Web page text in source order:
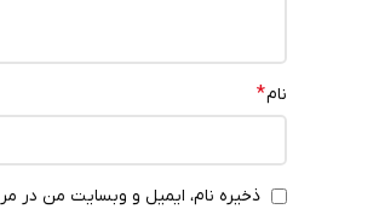
نام*
ذخیره نام، ایمیل و وبسایت من در